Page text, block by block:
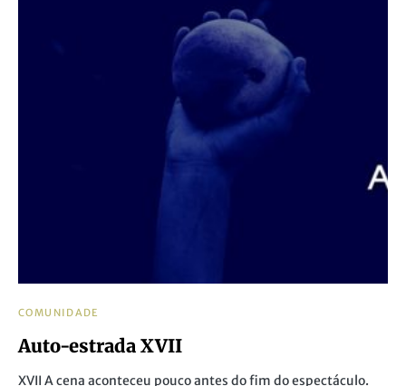
COMUNIDADE
Auto-estrada XVII
XVII A cena aconteceu pouco antes do fim do espectáculo.